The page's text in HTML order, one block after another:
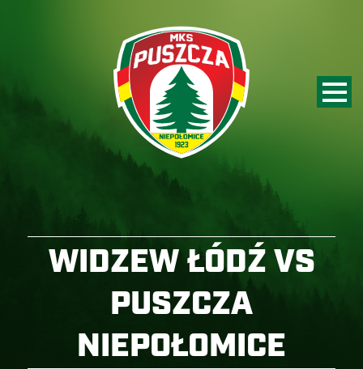
WIDZEW ŁÓDŹ VS
PUSZCZA
NIEPOŁOMICE